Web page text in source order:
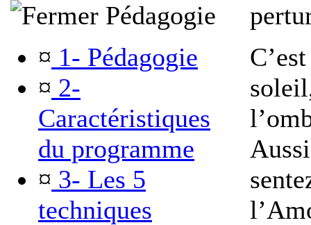
Pédagogie
¤ 1- Pédagogie
¤ 2-
Caractéristiques
du programme
¤ 3- Les 5
techniques